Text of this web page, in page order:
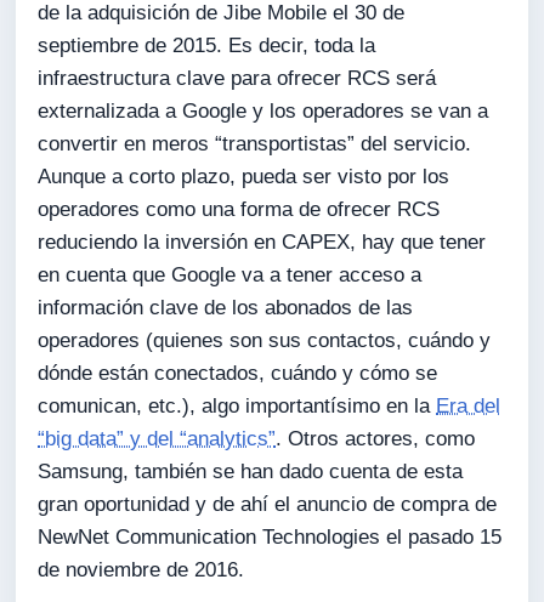
de la adquisición de Jibe Mobile el 30 de
septiembre de 2015. Es decir, toda la
infraestructura clave para ofrecer RCS será
externalizada a Google y los operadores se van a
convertir en meros “transportistas” del servicio.
Aunque a corto plazo, pueda ser visto por los
operadores como una forma de ofrecer RCS
reduciendo la inversión en CAPEX, hay que tener
en cuenta que Google va a tener acceso a
información clave de los abonados de las
operadores (quienes son sus contactos, cuándo y
dónde están conectados, cuándo y cómo se
comunican, etc.), algo importantísimo en la Era del
“big data” y del “analytics”. Otros actores, como
Samsung, también se han dado cuenta de esta
gran oportunidad y de ahí el anuncio de compra de
NewNet Communication Technologies el pasado 15
de noviembre de 2016.